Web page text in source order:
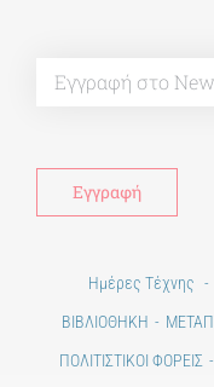
Ημέρες Τέχνης
ΒΙΒΛΙΟΘΗΚΗ
ΠΟΛΙΤΙΣΤΙΚΟΙ ΦΟΡΕΙΣ